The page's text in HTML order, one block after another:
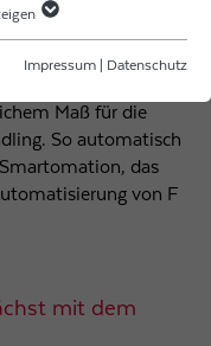
erprobte Standards
Maß für die
So automatisch
das
von F
mit dem
Funktionen der Webseite
GmbH
bei allen
Impressum Datenschutz